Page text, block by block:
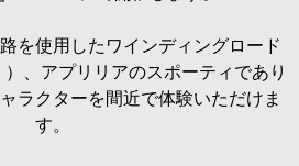
を使用したワインディングロード
）、アプリリアのスポーティであり
ラクターを間近で体験いただけま
す。